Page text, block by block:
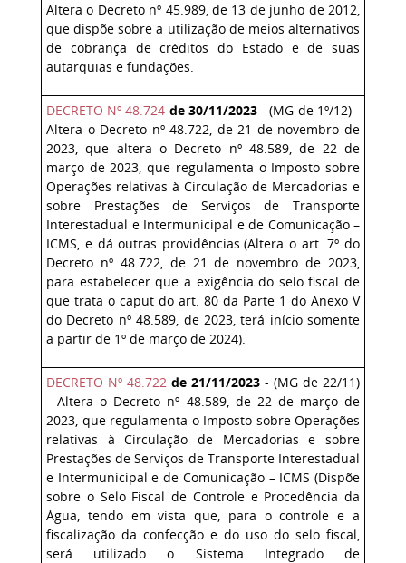
Altera o Decreto nº 45.989, de 13 de junho de 2012,
que dispõe sobre a utilização de meios alternativos
de cobrança de créditos do Estado e de suas
autarquias e fundações.
DECRETO Nº 48.724 de 30/11/2023- (MG de 1º/12) -
Altera o Decreto nº 48.722, de 21 de novembro de
2023, que altera o Decreto nº 48.589, de 22 de
março de 2023, que regulamenta o Imposto sobre
Operações relativas à Circulação de Mercadorias e
sobre Prestações de Serviços de Transporte
Interestadual e Intermunicipal e de Comunicação –
ICMS, e dá outras providências.(Altera o art. 7º do
Decreto nº 48.722, de 21 de novembro de 2023,
para estabelecer que a exigência do selo fiscal de
que trata o caput do art. 80 da Parte 1 do Anexo V
do Decreto nº 48.589, de 2023, terá início somente
a partir de 1º de março de 2024).
DECRETO Nº 48.722 de 21/11/2023 - (MG de 22/11)
- Altera o Decreto nº 48.589, de 22 de março de
2023, que regulamenta o Imposto sobre Operações
relativas à Circulação de Mercadorias e sobre
Prestações de Serviços de Transporte Interestadual
e Intermunicipal e de Comunicação – ICMS (Dispõe
sobre o Selo Fiscal de Controle e Procedência da
Água, tendo em vista que, para o controle e a
fiscalização da confecção e do uso do selo fiscal,
será utilizado o Sistema Integrado de